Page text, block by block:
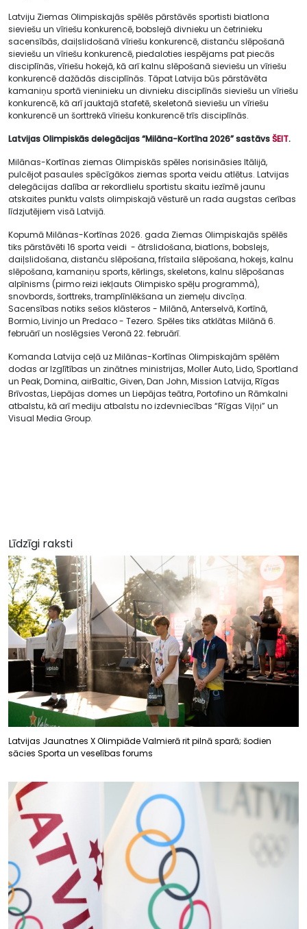
Latviju Ziemas Olimpiskajās spēlēs pārstāvēs sportisti biatlona
sieviešu un vīriešu konkurencē, bobslejā divnieku un četrinieku
sacensībās, daiļslidošanā vīriešu konkurencē, distanču slēpošanā
sieviešu un vīriešu konkurencē, piedaloties iespējams pat piecās
disciplīnās, vīriešu hokejā, kā arī kalnu slēpošanā sieviešu un vīriešu
konkurencē dažādās disciplīnās. Tāpat Latvija būs pārstāvēta
kamaniņu sportā vieninieku un divnieku disciplīnās sieviešu un vīriešu
konkurencē, kā arī jauktajā stafetē, skeletonā sieviešu un vīriešu
konkurencē un šorttrekā vīriešu konkurencē trīs disciplīnās.
Latvijas Olimpiskās delegācijas “Milāna-Kortīna 2026” sastāvsŠEIT.
Milānas-Kortīnas ziemas Olimpiskās spēles norisināsies Itālijā,
pulcējot pasaules spēcīgākos ziemas sporta veidu atlētus. Latvijas
delegācijas dalība ar rekordlielu sportistu skaitu iezīmē jaunu
atskaites punktu valsts olimpiskajā vēsturē un rada augstas cerības
līdzjutējiem visā Latvijā.
Kopumā Milānas-Kortīnas 2026. gada Ziemas Olimpiskajās spēlēs
tiks pārstāvēti 16 sporta veidi - ātrslidošana, biatlons, bobslejs,
daiļslidošana, distanču slēpošana, frīstaila slēpošana, hokejs, kalnu
slēpošana, kamaniņu sports, kērlings, skeletons, kalnu slēpošanas
alpīnisms (pirmo reizi iekļauts Olimpisko spēļu programmā),
snovbords, šorttreks, tramplīnlēkšana un ziemeļu divcīņa.
Sacensības notiks sešos klāsteros - Milānā, Anterselvā, Kortīnā,
Bormio, Livinjo un Predaco - Tezero. Spēles tiks atklātas Milānā 6.
februārī un noslēgsies Veronā 22. februārī.
Komanda Latvija ceļā uz Milānas-Kortīnas Olimpiskajām spēlēm
dodas ar Izglītības un zinātnes ministrijas, Moller Auto, Lido, Sportland
un Peak, Domina, airBaltic, Given, Dan John, Mission Latvija, Rīgas
Brīvostas, Liepājas domes un Liepājas teātra, Portofino un Rāmkalni
atbalstu, kā arī mediju atbalstu no izdevniecības “Rīgas Viļņi” un
Visual Media Group.
Līdzīgi raksti
Latvijas Jaunatnes X Olimpiāde Valmierā rit pilnā sparā; šodien
sācies Sporta un veselības forums